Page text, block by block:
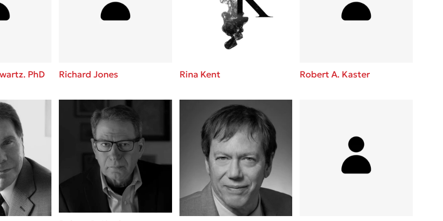
Baccalario
Εύκολη συνταγή για chicken BBQ pizza
3 βιβλία που μπορείς να διαβάσεις σε
παύση σε μετωπική σύγκρουση με τη
Το μυστηριώδες βιβλίο που λίγοι έχουν
διαβάσει
PhD Richard Jones Rina Kent Robert A. Kaster